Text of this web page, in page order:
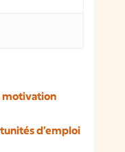
motivation
d’emploi